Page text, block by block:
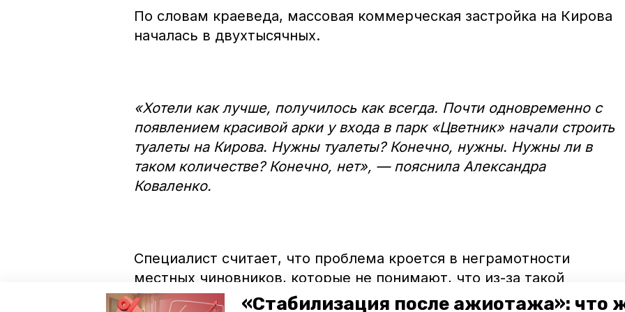
«Стабилизация после ажиотажа»: что
По словам краеведа, массовая коммерческая застройка на Кирова
началась в двухтысячных.
«Хотели как лучше, получилось как всегда. Почти одновременно с
появлением красивой арки у входа в парк «Цветник» начали строить
туалеты на Кирова. Нужны туалеты? Конечно, нужны. Нужны ли в
таком количестве? Конечно, нет», — пояснила Александра
Коваленко.
Специалист считает, что проблема кроется в неграмотности
местных чиновников, которые не понимают, что из-за такой
работы исторический облик города.